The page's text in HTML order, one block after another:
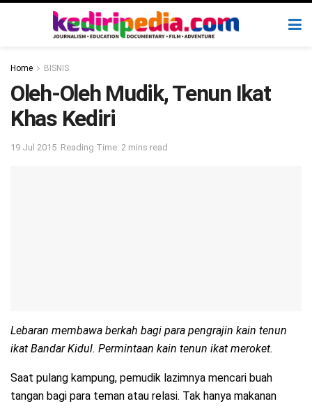
Home BISNIS
Oleh-Oleh Mudik, Tenun Ikat
Khas Kediri
19 Jul 2015 Reading Time: 2 mins read
Lebaran membawa berkah bagi para pengrajin kain tenun
ikat Bandar Kidul. Permintaan kain tenun ikat meroket.
Saat pulang kampung, pemudik lazimnya mencari buah
tangan bagi para teman atau relasi. Tak hanya makanan